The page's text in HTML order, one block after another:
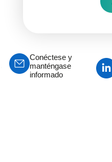
Conéctese y
manténgase
informado